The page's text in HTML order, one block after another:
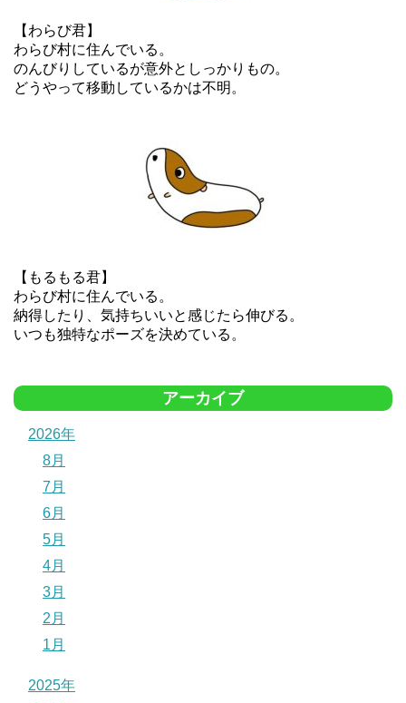
【わらび君】
わらび村に住んでいる。
のんびりしているが意外としっかりもの。
どうやって移動しているかは不明。
【もるもる君】
わらび村に住んでいる。
納得したり、気持ちいいと感じたら伸びる。
いつも独特なポーズを決めている。
アーカイブ
2026年
8月
7月
6月
5月
4月
3月
2月
1月
2025年